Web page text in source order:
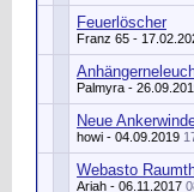
Feuerlöscher
Franz 65 -
Palmyra -
Neue
howi - 04.09.2019
Webasto
Ariah - 06.11.2017